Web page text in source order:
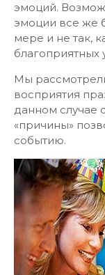
эмоций.
эмоции все же
мере и не так,
благоприятных
Мы
восприятия
данном случае
«причины»
событию.